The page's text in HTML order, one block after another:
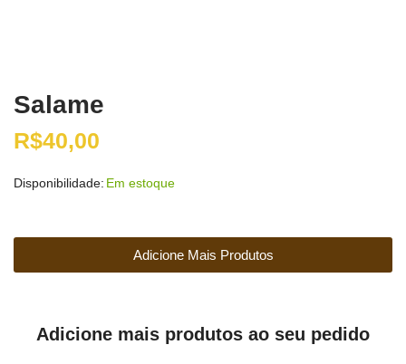
Salame
R$40,00
Disponibilidade: Em estoque
Adicione Mais Produtos
Adicione mais produtos ao seu pedido